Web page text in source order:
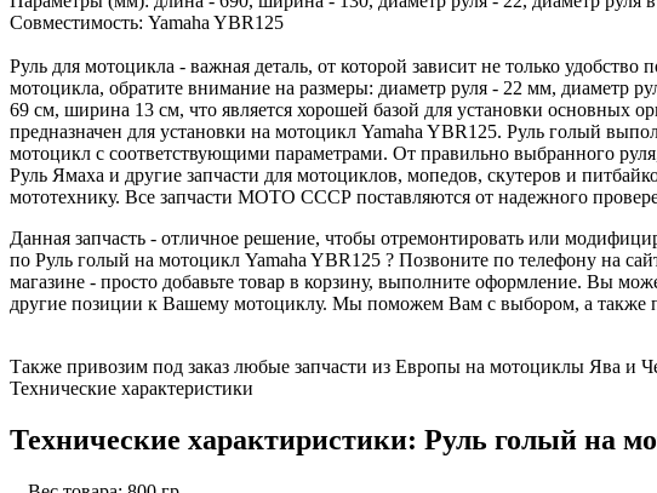
Совместимость: Yamaha YBR125
Руль для мотоцикла - важная деталь, от которой зависит не только
мотоцикла, обратите внимание на размеры: диаметр руля - 22 мм, диаметр
69 см, ширина 13 см, что является хорошей базой для установки основных
предназначен для установки на мотоцикл Yamaha YBR125. Руль голый
мотоцикл с соответствующими параметрами. От правильно выбранного
Руль Ямаха и другие запчасти для мотоциклов, мопедов, скутеров и
мототехнику. Все запчасти МОТО СССР поставляются от надежного
Данная запчасть - отличное решение, чтобы отремонтировать или
по Руль голый на мотоцикл Yamaha YBR125 ? Позвоните по телефону на
магазине - просто добавьте товар в корзину, выполните оформление. Вы
другие позиции к Вашему мотоциклу. Мы поможем Вам с выбором, а также
Также привозим под заказ любые запчасти из Европы на мотоциклы Ява и
Технические характеристики
Технические характиристики: Руль голый на